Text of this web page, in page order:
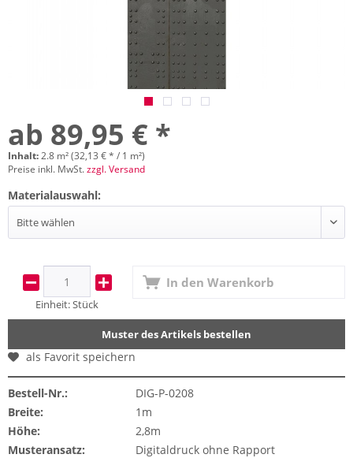
ab 89,95 € *
Inhalt:2.8 m² (32,13 € * / 1 m²)
Preise inkl. MwSt.zzgl. Versand
Materialauswahl:
Einheit:Stück
In den Warenkorb
Muster des Artikels bestellen
als Favorit speichern
Bestell-Nr.:
DIG-P-0208
Breite:
1m
Höhe:
2,8m
Musteransatz:
Digitaldruck ohne Rapport